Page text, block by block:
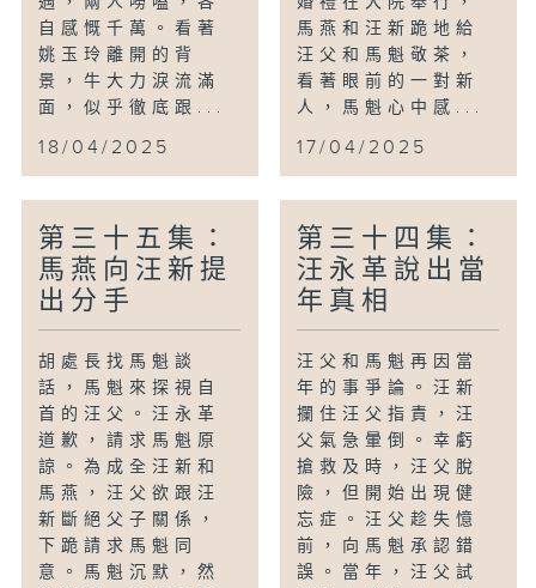
自感慨千萬。看著
姚玉玲離開的背
景，牛大力淚流滿
面，似乎徹底跟...
18/04/2025
馬燕和汪新跪地給
汪父和馬魁敬茶，
看著眼前的一對新
人，馬魁心中感...
17/04/2025
第三十五集：
馬燕向汪新提
出分手
胡處長找馬魁談
話，馬魁來探視自
首的汪父。汪永革
道歉，請求馬魁原
諒。為成全汪新和
馬燕，汪父欲跟汪
新斷絕父子關係，
下跪請求馬魁同
意。馬魁沉默，然
第三十四集：
汪永革說出當
年真相
汪父和馬魁再因當
年的事爭論。汪新
攔住汪父指責，汪
父氣急暈倒。幸虧
搶救及時，汪父脫
險，但開始出現健
忘症。汪父趁失憶
前，向馬魁承認錯
誤。當年，汪父試